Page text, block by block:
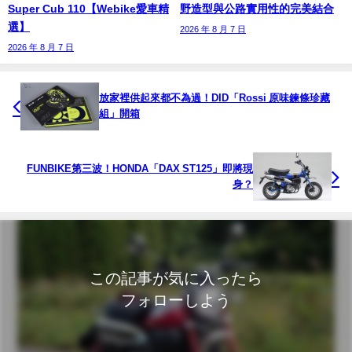
Super Cub 110【Webike愛車精
選】
2026 年 8 月 7 日
野造型與公路實用性的完美結合
2026 年 8 月 7 日
放家裡供起來都不為過！DID「Rossi 原味鍊條珍藏
組」開箱
FUNBIKE第三波！HONDA「DAX ST125」即將現
身？
この記事が気に入ったら
フォローしよう